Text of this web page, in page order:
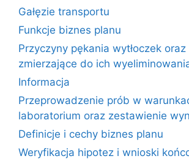
Gałęzie transportu
Funkcje biznes planu
Przyczyny pękania wytłoczek
zmierzające do ich
Informacja
Przeprowadzenie prób w
laboratorium oraz zestawienie
Definicje i cechy biznes planu
Weryfikacja hipotez i wnioski